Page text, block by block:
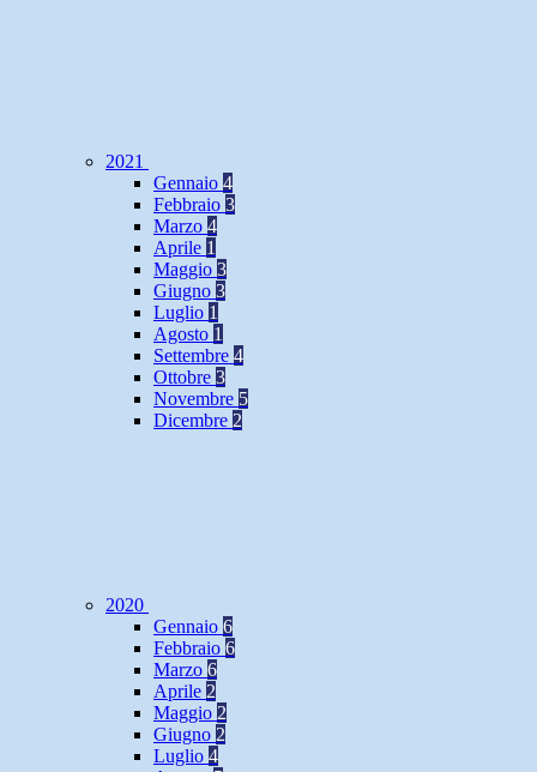
2021
Gennaio 4
Febbraio 3
Marzo 4
Aprile 1
Maggio 3
Giugno 3
Luglio 1
Agosto 1
Settembre 4
Ottobre 3
Novembre 5
Dicembre 2
2020
Gennaio 6
Febbraio 6
Marzo 6
Aprile 2
Maggio 2
Giugno 2
Luglio 4